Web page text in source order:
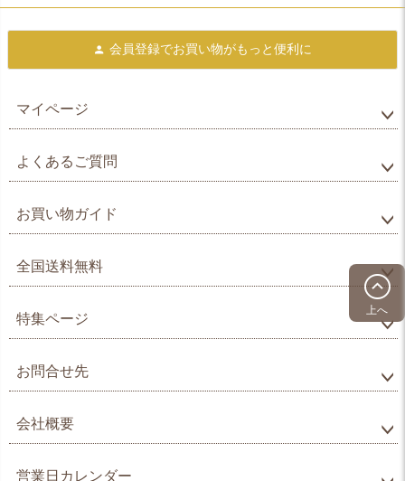
上へ
会員登録でお買い物がもっと便利に
マイページ
よくあるご質問
お買い物ガイド
全国送料無料
特集ページ
お問合せ先
会社概要
営業日カレンダー